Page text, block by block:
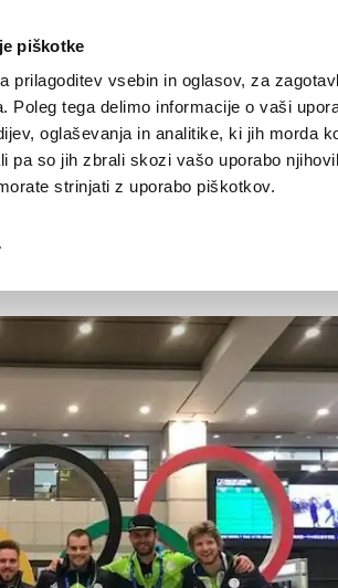
piškotke
prilagoditev vsebin in oglasov, za
Poleg tega delimo informacije o vaši
oglaševanja in analitike, ki jih morda
pa so jih zbrali skozi vašo uporabo
strinjati z uporabo piškotkov.
NOVICE TRŽAŠKA GORIŠKA
svetovni